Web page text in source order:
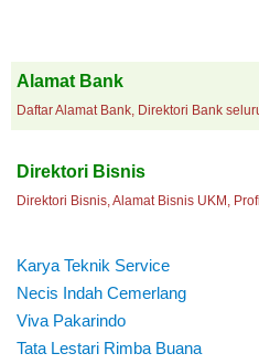
Alamat Bank
Daftar Alamat Bank, Direktori Bank
Direktori Bisnis
Direktori Bisnis, Alamat Bisnis UKM,
Karya Teknik Service
Necis Indah Cemerlang
Viva Pakarindo
Tata Lestari Rimba Buana